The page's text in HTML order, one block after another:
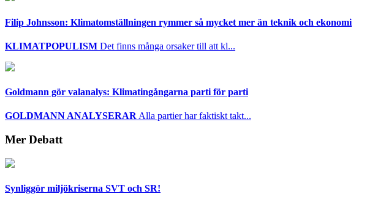
Filip Johnsson: Klimatomställningen rymmer så mycket mer än teknik och ekonomi
KLIMATPOPULISM Det finns många orsaker till att kl...
Goldmann gör valanalys: Klimatingångarna parti för parti
GOLDMANN ANALYSERAR Alla partier har faktiskt takt...
Mer Debatt
Synliggör miljökriserna SVT och SR!